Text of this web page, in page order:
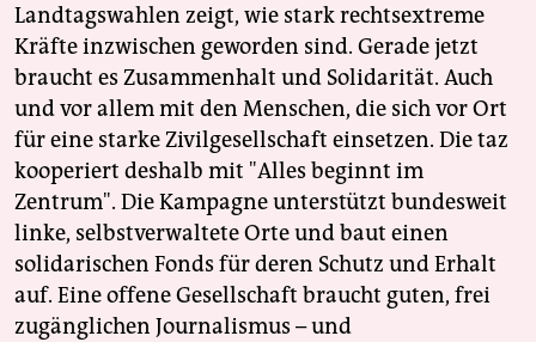
Landtagswahlen zeigt, wie stark rechtsextreme
Kräfte inzwischen geworden sind. Gerade jetzt
braucht es Zusammenhalt und Solidarität. Auch
und vor allem mit den Menschen, die sich vor Ort
für eine starke Zivilgesellschaft einsetzen. Die taz
kooperiert deshalb mit "Alles beginnt im
Zentrum". Die Kampagne unterstützt bundesweit
linke, selbstverwaltete Orte und baut einen
solidarischen Fonds für deren Schutz und Erhalt
auf. Eine offene Gesellschaft braucht guten, frei
zugänglichen Journalismus – und